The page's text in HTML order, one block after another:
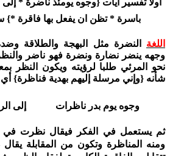
أولاً تفسير آيات {وجوه يومئذ ناضرة *
باسرة * تظن ان يفعل بها فاقرة *}
اللغة النضرة مثل البهجة والطلاقة
وجهه ينضر نضارة ونضرة فهو ناضر
نحو المرئي طلبا لرؤيته ويكون النظر
شأنه {وإني مرسلة إليهم بهدية فناظرة}
وجوه يوم بدر ناظرات إلى
ثم يستعمل في الفكر فيقال نظرت في
ومنه المناظرة وتكون من المقابلة